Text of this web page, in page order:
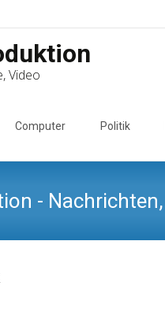
Video
Computer Politik
-